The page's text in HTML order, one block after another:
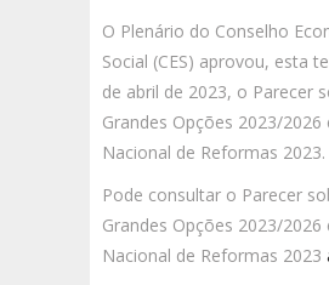
O Plenário do Conselho
Social (CES) aprovou, esta
de abril de 2023, o Parecer
Grandes Opções 2023/
Nacional de Reformas 2023.
Pode consultar o Parecer
Grandes Opções 2023/
Nacional de Reformas 2023